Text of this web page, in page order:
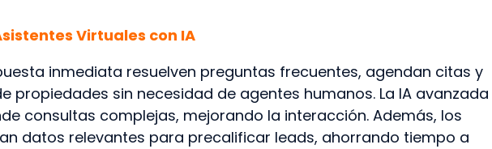
Virtuales con IA
inmediata resuelven preguntas frecuentes, agendan citas y
propiedades sin necesidad de agentes humanos. La IA avanzada
consultas complejas, mejorando la interacción. Además, los
datos relevantes para precalificar leads, ahorrando tiempo a